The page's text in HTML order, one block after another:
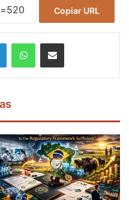
Copiar URL
LinkedInWhatsAppCompartir por correo electrónico